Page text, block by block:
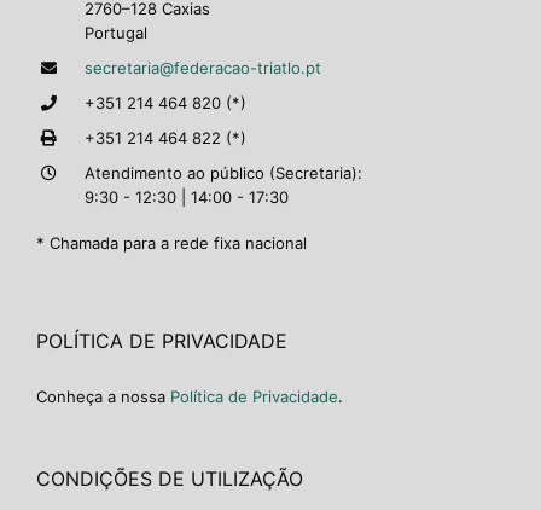
2760–128 Caxias
Portugal
secretaria@federacao-triatlo.pt
+351 214 464 820 (*)
+351 214 464 822 (*)
Atendimento ao público (Secretaria):
9:30 - 12:30 | 14:00 - 17:30
* Chamada para a rede fixa nacional
POLÍTICA DE PRIVACIDADE
Conheça a nossa Política de Privacidade.
CONDIÇÕES DE UTILIZAÇÃO